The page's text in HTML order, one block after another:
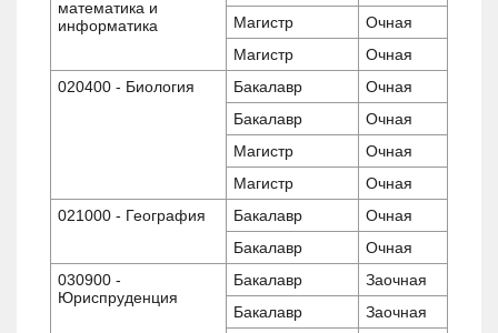
математика и
информатика
Магистр
Очная
Магистр
Очная
020400 - Биология
Бакалавр
Очная
Бакалавр
Очная
Магистр
Очная
Магистр
Очная
021000 - География
Бакалавр
Очная
Бакалавр
Очная
030900 -
Юриспруденция
Бакалавр
Заочная
Бакалавр
Заочная